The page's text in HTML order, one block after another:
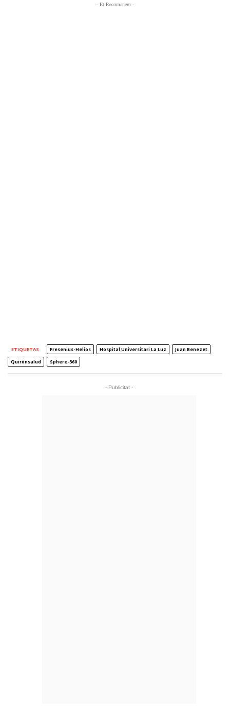
- Et Recomanem -
ETIQUETAS Fresenius-Helios Hospital Universitari La Luz
Juan Benezet
Quirónsalud
Sphere-360
- Publicitat -